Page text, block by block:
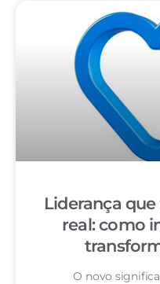
Liderança
real: como
O novo